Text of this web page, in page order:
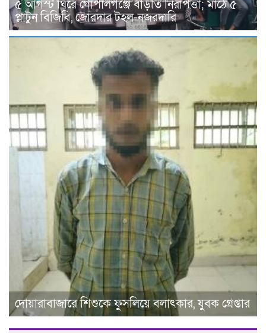
৫ আগস্ট ঘিরে গোপালগঞ্জে বাড়তি নিরাপত্তা; মাঠে ৫
প্লাটুন বিজিবি, জোরদার টহল-নজরদারি
দোয়ারাবাজারে শিশুকে ফুসলিয়ে বলাৎকার, যুবক গ্রেপ্তার